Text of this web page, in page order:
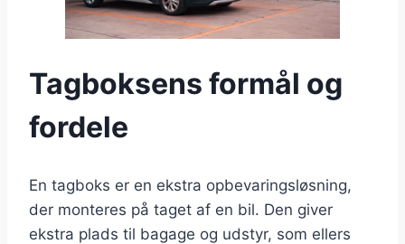
Tagboksens formål og
fordele
En tagboks er en ekstra opbevaringsløsning,
der monteres på taget af en bil. Den giver
ekstra plads til bagage og udstyr, som ellers